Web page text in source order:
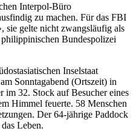
Interpol-Büro
zu machen. Für das FBI
sie gelte nicht zwangsläufig als
Bundespolizei
Inselstaat
Sonntagabend (Ortszeit) in
im 32. Stock auf Besucher eines
Himmel feuerte. 58 Menschen
Der 64-jährige Paddock
Leben.